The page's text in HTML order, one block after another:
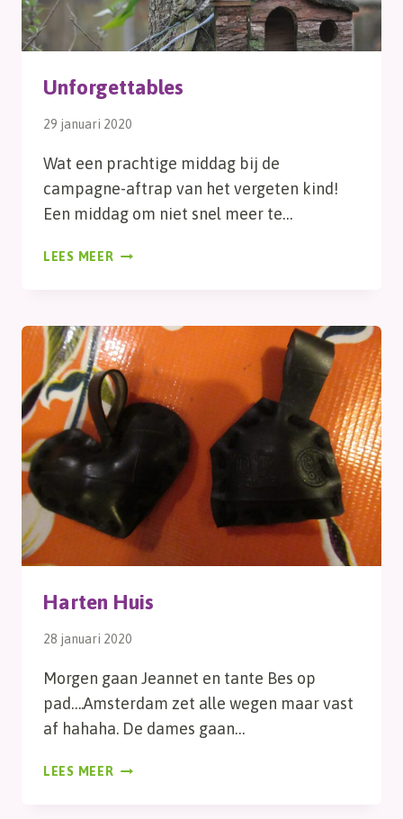
Unforgettables
29 januari 2020
Wat een prachtige middag bij de
campagne-aftrap van het vergeten kind!
Een middag om niet snel meer te…
LEES MEER UNFORGETTABLES
Harten Huis
28 januari 2020
Morgen gaan Jeannet en tante Bes op
pad….Amsterdam zet alle wegen maar vast
af hahaha. De dames gaan…
LEES MEER HARTEN